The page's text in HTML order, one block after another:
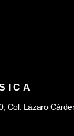
Col. Lázaro